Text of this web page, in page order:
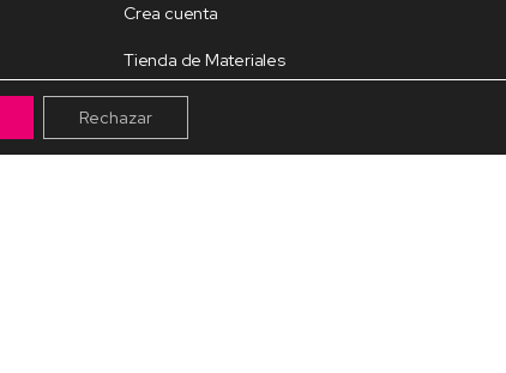
Crea cuenta
Tienda de Materiales
Muro
Rechazar